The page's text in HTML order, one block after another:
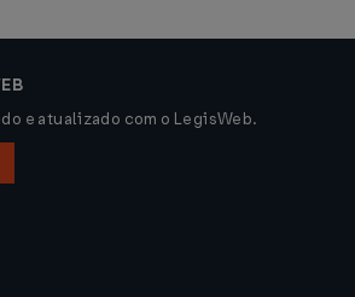
e atualizado com o LegisWeb.